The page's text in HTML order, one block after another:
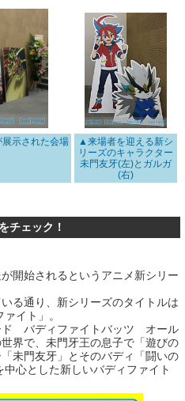
示された会場
▲来場者を迎える新シ
リーズのキャラクター
未門友牙(左)とガルガ
(右)
チェック！
開始されるというアニメ新シリー
る通り、新シリーズのタイトルは
イト」。
ド バディファイトバッツ オール
界で、未門牙王の息子で「遊びの
未門友牙」とそのバディ「闘いの
心とした新しいバディファイト